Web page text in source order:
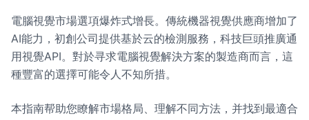
電腦視覺市場選項爆炸式增長。傳統機器視覺供應商增加了
AI能力，初創公司提供基於云的檢測服務，科技巨頭推廣通
用視覺API。對於寻求電腦視覺解決方案的製造商而言，這
種豐富的選擇可能令人不知所措。
本指南帮助您瞭解市場格局、理解不同方法，并找到最適合